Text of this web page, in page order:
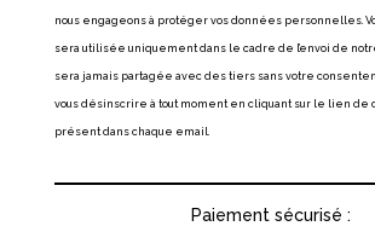
nous engageons à protéger vos données personnelles.
sera utilisée uniquement dans le cadre de l’envoi de
sera jamais partagée avec des tiers sans votre
vous désinscrire à tout moment en cliquant sur le lien de
présent dans chaque email.
Paiement sécurisé :